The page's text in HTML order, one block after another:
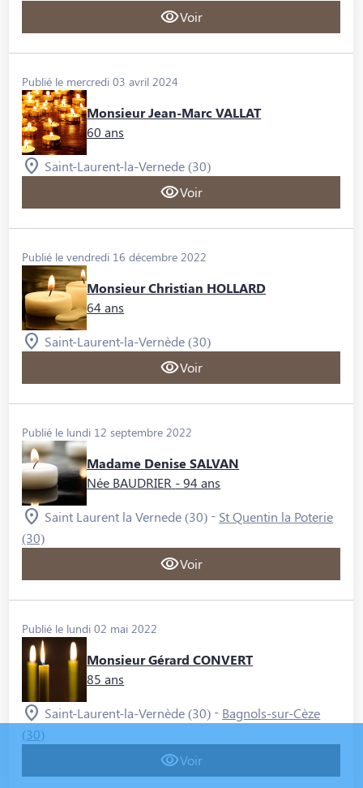
Voir
Publié le mercredi 03 avril 2024
Monsieur Jean-Marc VALLAT
60 ans
Saint-Laurent-la-Vernede (30)
Voir
Publié le vendredi 16 décembre 2022
Monsieur Christian HOLLARD
64 ans
Saint-Laurent-la-Vernède (30)
Voir
Publié le lundi 12 septembre 2022
Madame Denise SALVAN
Née BAUDRIER - 94 ans
Saint Laurent la Vernede (30) - St Quentin la Poterie
(30)
Voir
Publié le lundi 02 mai 2022
Monsieur Gérard CONVERT
85 ans
Saint-Laurent-la-Vernède (30) - Bagnols-sur-Cèze
(30)
Voir